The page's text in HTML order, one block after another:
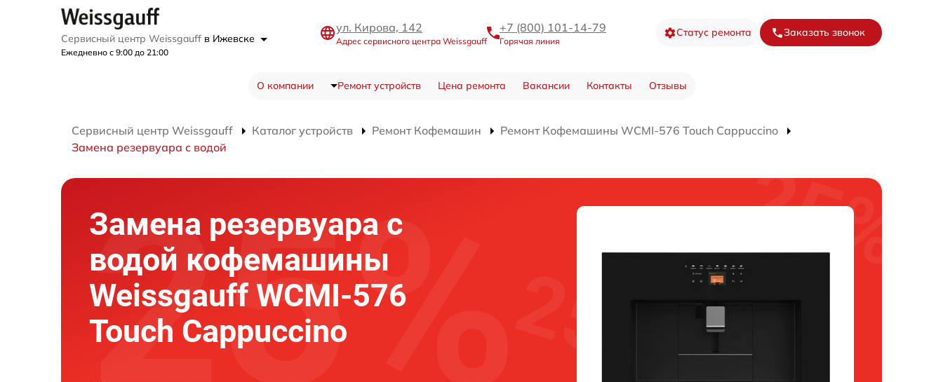
Сервисный центр Weissgauff в Ижевске
Ежедневно с 9:00 до 21:00
ул. Кирова, 142
Адрес сервисного центра Weissgauff
+7 (800) 101-14-79
Горячая линия
Статус ремонта Заказать звонок
О компании Ремонт устройств Цена ремонта Вакансии Контакты Отзывы
Сервисный центр Weissgauff Каталог устройств Ремонт Кофемашин
Ремонт Кофемашины WCMI-576 Touch Cappuccino
Замена резервуара с водой
Замена резервуара с
водой кофемашины
Weissgauff WCMI-576
Touch Cappuccino